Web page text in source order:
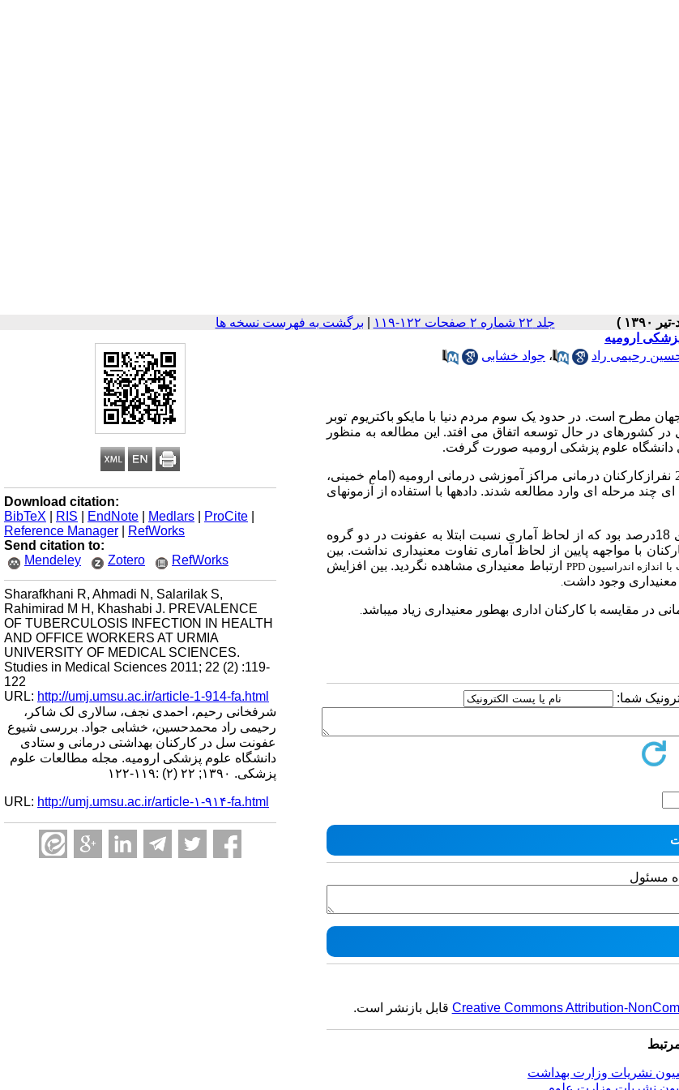
جلد ۲۲ شماره ۲ صفحات ۱۲۲-۱۱۹ برگشت به فهرست نسخه ها
Download citation:
BibTeX
RIS EndNote Medlars ProCite
Reference Manager
RefWorks
Send citation to:
Mendeley
Zotero RefWorks
Sharafkhani R, Ahmadi N, Salarilak S,
Rahimirad M H, Khashabi J. PREVALENCE
OF TUBERCULOSIS INFECTION IN HEALTH
AND OFFICE WORKERS AT URMIA
UNIVERSITY OF MEDICAL SCIENCES.
Studies in Medical Sciences 2011; 22 (2) :119-
122
URL: http://umj.umsu.ac.ir/article-1-914-fa.html
شرفخانی رحیم، احمدی نجف، سالاری لک شاکر،
رحیمی راد محمدحسین، خشابی جواد. بررسی شیوع
عفونت سل در کارکنان بهداشتی درمانی و ستادی
دانشگاه علوم پزشکی ارومیه. مجله مطالعات علوم
پزشکی. ۱۳۹۰; ۲۲ (۲) :۱۱۹-۱۲۲
URL: http://umj.umsu.ac.ir/article-۱-۹۱۴-fa.html
ارومیه
رحیمی راد ، جواد خشابی
مطرح است. در حدود یک سوم مردم دنیا با مایکو باکتریوم توبر
کشورهای در حال توسعه اتفاق می افتد. این مطالعه به منظور
دانشگاه علوم پزشکی ارومیه صورت گرفت.
ازکارکنان درمانی مراکز آموزشی درمانی ارومیه (امام خمینی،
داده­ها با استفاده از آزمون­های
شیوع عفونت سلی در کارکنان درمانی 5/37درصد و در کارکنان ستادی 18درصد بود که از لحاظ آماری نسبت ابتلا به عفونت در دو گروه
با مواجهه پایین از لحاظ آماری تفاوت معنی­داری نداشت. بین
اندازه اندراسیونPPD ارتباط معنی­داری مشاهده نگردید. بین افزایش
وجود داشت.
در مقایسه با کارکنان اداری به­طور معنی­داری زیاد می­باشد.
شما:
مسئول
Creative Commons Attribution- قابل بازنشر است.
نشریات وزارت بهداشت